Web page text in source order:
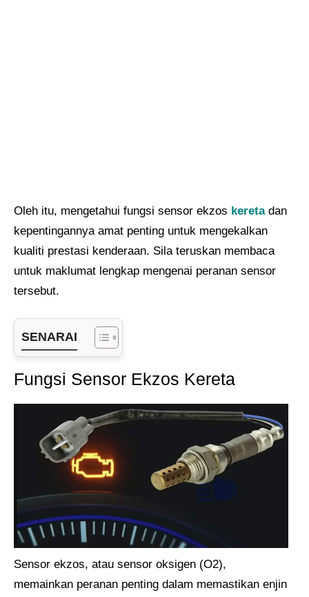
Oleh itu, mengetahui fungsi sensor ekzos keretadan
kepentingannya amat penting untuk mengekalkan
kualiti prestasi kenderaan. Sila teruskan membaca
untuk maklumat lengkap mengenai peranan sensor
tersebut.
SENARAI
Fungsi Sensor Ekzos Kereta
Sensor ekzos, atau sensor oksigen (O2),
memainkan peranan penting dalam memastikan enjin